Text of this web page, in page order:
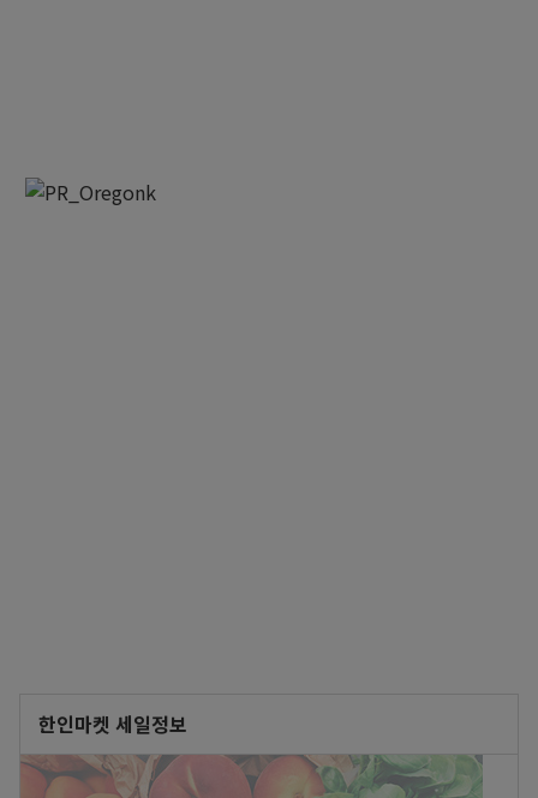
한인마켓 세일정보